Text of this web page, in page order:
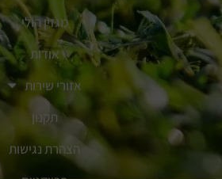
מגזין הולי
אודות
אזורי שירות
תקנון
הצהרת נגישות